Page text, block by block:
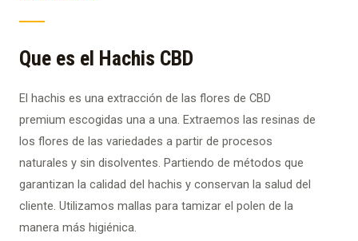
Que es el Hachis CBD
El hachis es una extracción de las flores de CBD
premium escogidas una a una. Extraemos las resinas de
los flores de las variedades a partir de procesos
naturales y sin disolventes. Partiendo de métodos que
garantizan la calidad del hachis y conservan la salud del
cliente. Utilizamos mallas para tamizar el polen de la
manera más higiénica.